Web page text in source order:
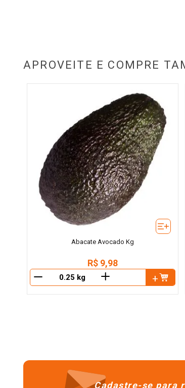
APROVEITE E COMPRE
Abacate Avocado Kg
R$ 9,98
＋
Cadastre-se para